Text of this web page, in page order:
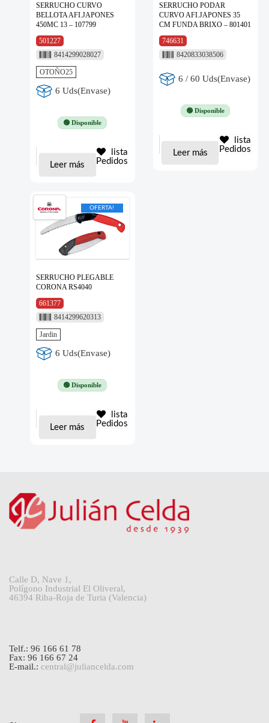
SERRUCHO CURVO
BELLOTA AFI.JAPONES
450MC 13 – 107799
501227
8414299028027
OTOÑO25
6 Uds(Envase)
🟢 Disponible
Leer más
lista
Pedidos
SERRUCHO PODAR
CURVO AFI.JAPONES 35
CM FUNDA BRIXO – 801401
746631
8420833038506
6 / 60 Uds(Envase)
🟢 Disponible
Leer más
lista
Pedidos
OFERTA!
SERRUCHO PLEGABLE
CORONA RS4040
661377
8414299620313
Jardin
6 Uds(Envase)
🟢 Disponible
Leer más
lista
Pedidos
Calle D, Nave 1,
Polígono Industrial El Oliveral,
46394 Riba-Roja de Turia (Valencia)
Telf.: 96 166 61 78
Fax: 96 166 67 24
E-mail.: central@juliancelda.com